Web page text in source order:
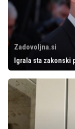
Zadovoljna.si
Igrala sta